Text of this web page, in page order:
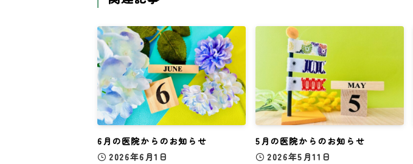
6月の医院からのお知らせ
2026年6月1日
5月の医院からのお知らせ
2026年5月11日